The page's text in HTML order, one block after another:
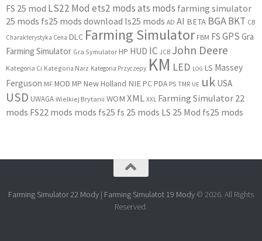
FS 25 mod LS22 Mod ets2 modsats mods farming simulator
25 mods fs25 mods download ls25 mods AD AI BETA BGABKT CB
Charakterystyka Cena DLC Farming Simulator FBM FS GPS Gra
Farming Simulator Gra Symulator HP HUD IC JCB John Deere
Kategoria Ci Kategoria Narz Kategoria Przyczepy KM LED LOG LS Massey
Ferguson MF MOD MP New Holland NIEPCPDA PS TMR UE uk USA
USD UWAGA Wielkiej Brytanii WOM XML XXL Farming Simulator 22
mods FS22 mods mods fs25 fs 25 mods LS 25 Mod fs25 mods
Farming Simulator 22 Mody | Farming Simulatot 19 Mody © 2026. All Rights
Reserved.